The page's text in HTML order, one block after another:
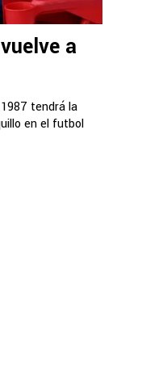
a
tendrá la
en el futbol